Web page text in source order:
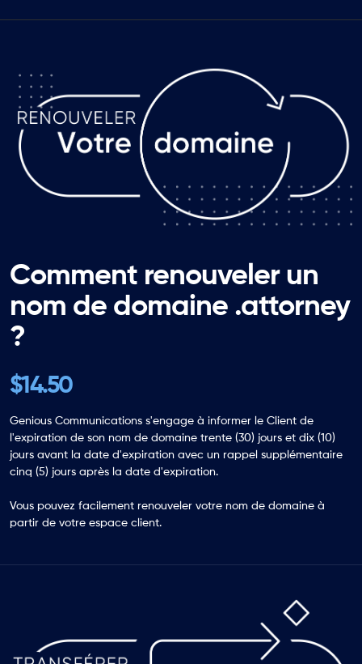
Comment renouveler un
nom de domaine .attorney
?
$14.50
Genious Communications s'engage à informer le Client de
l'expiration de son nom de domaine trente (30) jours et dix (10)
jours avant la date d'expiration avec un rappel supplémentaire
cinq (5) jours après la date d'expiration.
Vous pouvez facilement renouveler votre nom de domaine à
partir de votre espace client.